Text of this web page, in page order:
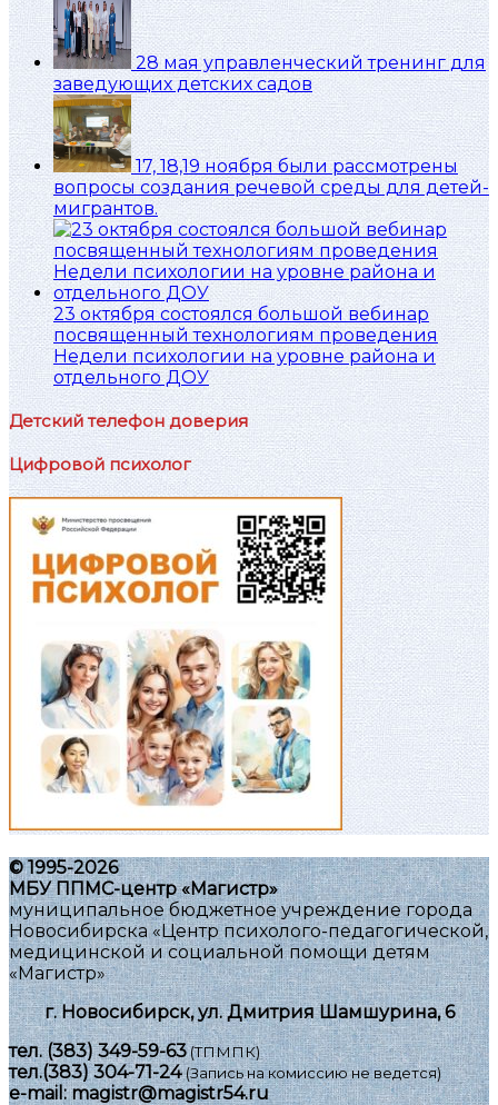
28 мая управленческий тренинг для
заведующих детских садов
17, 18,19 ноября были рассмотрены
вопросы создания речевой среды для детей-
мигрантов.
23 октября состоялся большой вебинар
посвященный технологиям проведения
Недели психологии на уровне района и
отдельного ДОУ
Детский телефон доверия
Цифровой психолог
© 1995-2026
МБУ ППМС-центр «Магистр»
муниципальное бюджетное учреждение города
Новосибирска «Центр психолого-педагогической,
медицинской и социальной помощи детям
«Магистр»
г. Новосибирск, ул. Дмитрия Шамшурина, 6
тел.(383) 349-59-63(ТПМПК)
тел.(383) 304-71-24(Запись на комиссию не ведется)
e-mail:magistr@magistr54.ru